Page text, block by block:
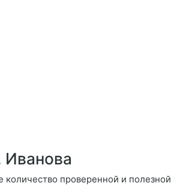
Иванова
количество проверенной и полезной